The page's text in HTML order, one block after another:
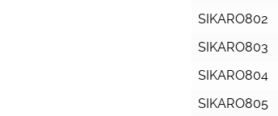
SIKARO802
SIKARO803
SIKARO804
SIKARO805